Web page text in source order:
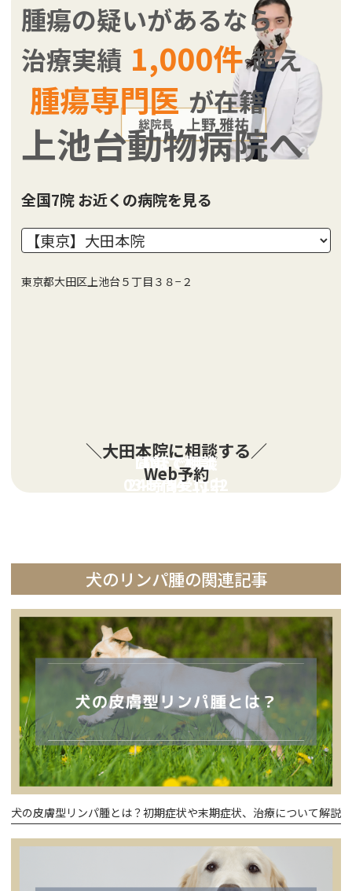
腫瘍の疑いがあるなら
治療実績 1,000件 超え
腫瘍専門医 が在籍
上池台動物病院へ
全国7院 お近くの病院を見る
東京都大田区上池台５丁目３８−２
＼大田本院に相談する／
電話で相談
03-5754-1122
LINEで相談
24時間受付中
Web予約
犬のリンパ腫の関連記事
犬の皮膚型リンパ腫とは？初期症状や末期症状、治療について解説